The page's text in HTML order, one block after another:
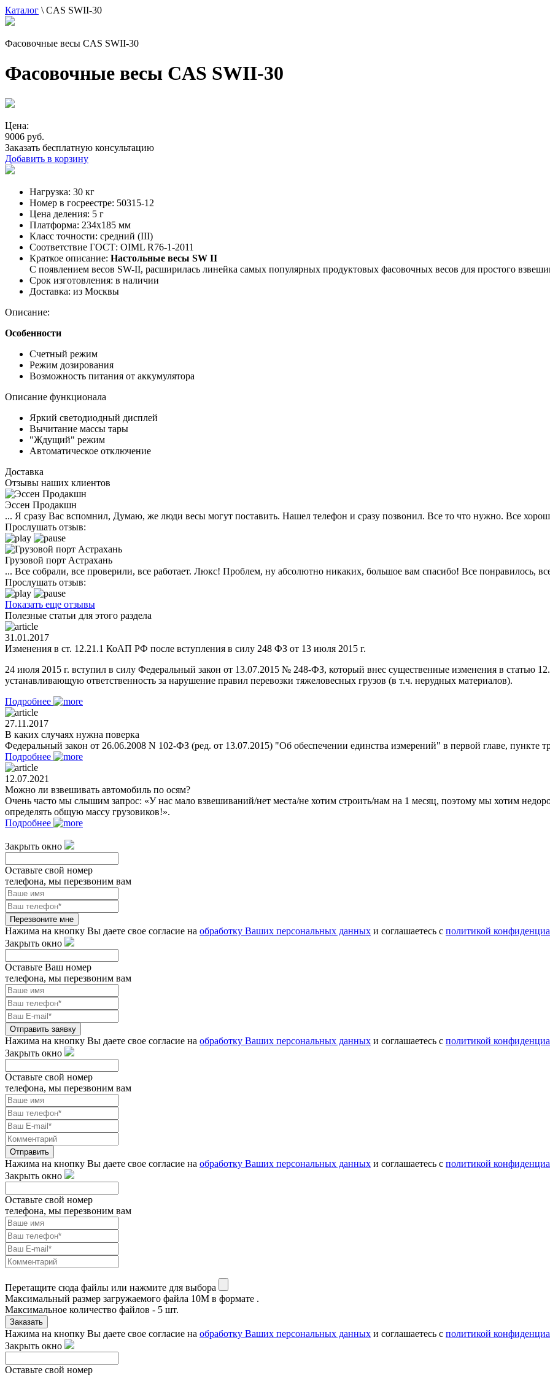
Каталог \ CAS SWII-30
Фасовочные весы CAS SWII-30
Фасовочные весы CAS SWII-30
Цена:
9006 руб.
Заказать бесплатную консультацию
Добавить в корзину
Нагрузка: 30 кг
Номер в госреестре: 50315-12
Цена деления: 5 г
Платформа: 234x185 мм
Класс точности: средний (III)
Соответствие ГОСТ: OIML R76-1-2011
Краткое описание: Настольные весы SW II
С появлением весов SW-II, расширилась линейка самых популярных продуктовых фасовочных весов для простого
Срок изготовления: в наличии
Доставка: из Москвы
Описание:
Особенности
Счетный режим
Режим дозирования
Возможность питания от аккумулятора
Описание функционала
Яркий светодиодный дисплей
Вычитание массы тары
"Ждущий" режим
Автоматическое отключение
Доставка
Отзывы наших клиентов
Эссен Продакшн
... Я сразу Вас вспомнил, Думаю, же люди весы могут поставить. Нашел телефон и сразу позвонил. Все то что нужно. Все
Прослушать отзыв:
Грузовой порт Астрахань
... Все собрали, все проверили, все работает. Люкс! Проблем, ну абсолютно никаких, большое вам спасибо! Все понравилось,
Прослушать отзыв:
Показать еще отзывы
Полезные статьи для этого раздела
31.01.2017
Изменения в ст. 12.21.1 КоАП РФ после вступления в силу 248 ФЗ от 13 июля 2015 г.
24 июля 2015 г. вступил в силу Федеральный закон от 13.07.2015 № 248-ФЗ, который внес существенные изменения в статью
устанавливающую ответственность за нарушение правил перевозки тяжеловесных грузов (в т.ч. нерудных материалов).
Подробнее
27.11.2017
В каких случаях нужна поверка
Федеральный закон от 26.06.2008 N 102-ФЗ (ред. от 13.07.2015) "Об обеспечении единства измерений" в первой главе, пункте
Подробнее
12.07.2021
Можно ли взвешивать автомобиль по осям?
Очень часто мы слышим запрос: «У нас мало взвешиваний/нет места/не хотим строить/нам на 1 месяц, поэтому мы хотим
определять общую массу грузовиков!».
Подробнее
Закрыть окно
Оставьте свой номер
телефона, мы перезвоним вам
Перезвоните мне
Нажима на кнопку Вы даете свое согласие на обработку Ваших персональных данных и соглашаетесь с политикой
Закрыть окно
Оставьте Ваш номер
телефона, мы перезвоним вам
Отправить заявку
Нажима на кнопку Вы даете свое согласие на обработку Ваших персональных данных и соглашаетесь с политикой
Закрыть окно
Оставьте свой номер
телефона, мы перезвоним вам
Отправить
Нажима на кнопку Вы даете свое согласие на обработку Ваших персональных данных и соглашаетесь с политикой
Закрыть окно
Оставьте свой номер
телефона, мы перезвоним вам
Перетащите сюда файлы или нажмите для выбора
Максимальный размер загружаемого файла 10M в формате .
Максимальное количество файлов - 5 шт.
Заказать
Нажима на кнопку Вы даете свое согласие на обработку Ваших персональных данных и соглашаетесь с политикой
Закрыть окно
Оставьте свой номер